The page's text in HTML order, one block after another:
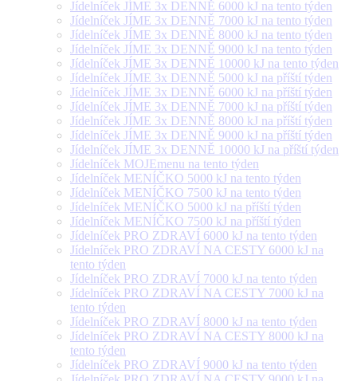
Jídelníček JÍME 3x DENNĚ 6000 kJ na tento týden
Jídelníček JÍME 3x DENNĚ 7000 kJ na tento týden
Jídelníček JÍME 3x DENNĚ 8000 kJ na tento týden
Jídelníček JÍME 3x DENNĚ 9000 kJ na tento týden
Jídelníček JÍME 3x DENNĚ 10000 kJ na tento týden
Jídelníček JÍME 3x DENNĚ 5000 kJ na příští týden
Jídelníček JÍME 3x DENNĚ 6000 kJ na příští týden
Jídelníček JÍME 3x DENNĚ 7000 kJ na příští týden
Jídelníček JÍME 3x DENNĚ 8000 kJ na příští týden
Jídelníček JÍME 3x DENNĚ 9000 kJ na příští týden
Jídelníček JÍME 3x DENNĚ 10000 kJ na příští týden
Jídelníček MOJEmenu na tento týden
Jídelníček MENÍČKO 5000 kJ na tento týden
Jídelníček MENÍČKO 7500 kJ na tento týden
Jídelníček MENÍČKO 5000 kJ na příští týden
Jídelníček MENÍČKO 7500 kJ na příští týden
Jídelníček PRO ZDRAVÍ 6000 kJ na tento týden
Jídelníček PRO ZDRAVÍ NA CESTY 6000 kJ na
tento týden
Jídelníček PRO ZDRAVÍ 7000 kJ na tento týden
Jídelníček PRO ZDRAVÍ NA CESTY 7000 kJ na
tento týden
Jídelníček PRO ZDRAVÍ 8000 kJ na tento týden
Jídelníček PRO ZDRAVÍ NA CESTY 8000 kJ na
tento týden
Jídelníček PRO ZDRAVÍ 9000 kJ na tento týden